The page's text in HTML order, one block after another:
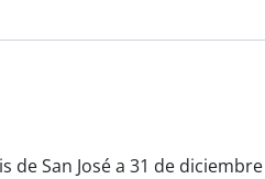
San José a 31 de